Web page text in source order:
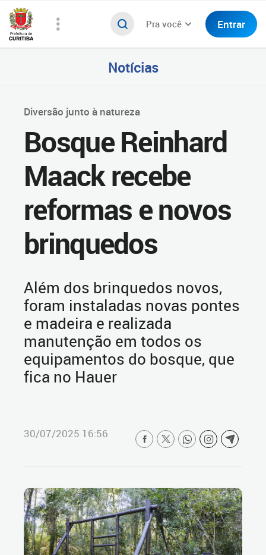
Pra você Entrar
Notícias
Diversão junto à natureza
Bosque Reinhard
Maack recebe
reformas e novos
brinquedos
Além dos brinquedos novos,
foram instaladas novas pontes
e madeira e realizada
manutenção em todos os
equipamentos do bosque, que
fica no Hauer
30/07/2025 16:56